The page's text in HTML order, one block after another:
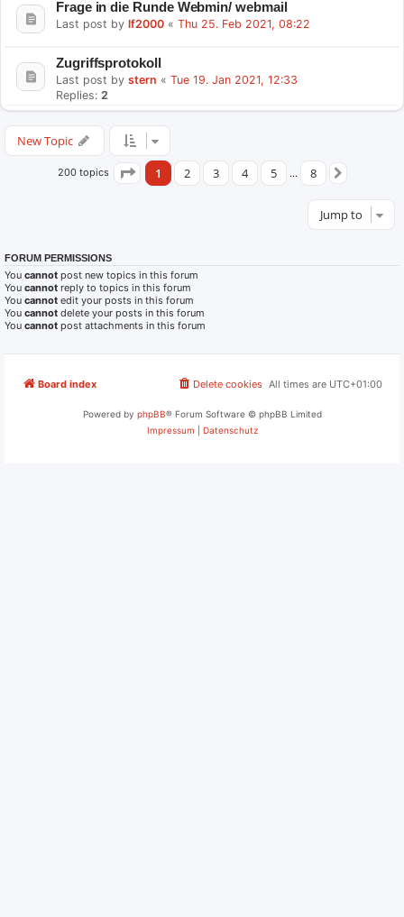
Frage in die Runde Webmin/ webmail
Last post by lf2000 « Thu 25. Feb 2021, 08:22
Zugriffsprotokoll
Last post by stern « Tue 19. Jan 2021, 12:33
Replies: 2
New Topic
200 topics Page of
1 2 3 4 5 … 8
Jump to
FORUM PERMISSIONS
You cannot post new topics in this forum
You cannot reply to topics in this forum
You cannot edit your posts in this forum
You cannot delete your posts in this forum
You cannot post attachments in this forum
Board index All times are UTC+01:00
Delete cookies
Powered by phpBB® Forum Software © phpBB Limited
Impressum
Datenschutz